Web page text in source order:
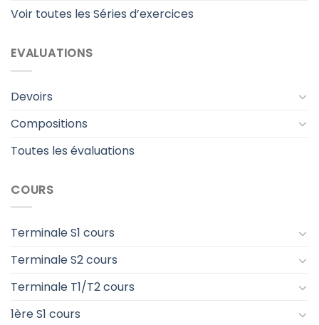
Voir toutes les Séries d’exercices
EVALUATIONS
Devoirs
Compositions
Toutes les évaluations
COURS
Terminale S1 cours
Terminale S2 cours
Terminale T1/T2 cours
1ère S1 cours